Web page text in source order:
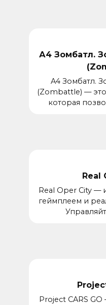
А4 Зомбатл.
A4 Зомбатл.
(Zombattle) —
которая
Real
Real Oper City —
геймплеем и
Project CARS